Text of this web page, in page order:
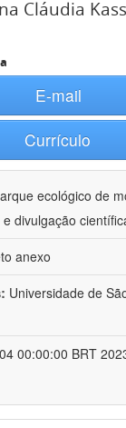
Cláudia
E-mail
Currículo
ecológico de
divulgação
anexo
Universidade de
00:00:00 BRT